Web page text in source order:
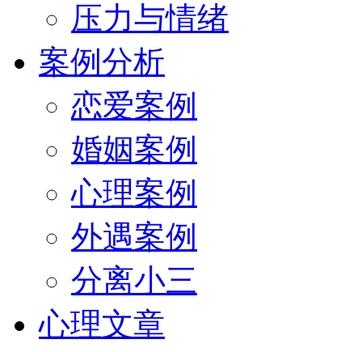
压力与情绪
案例分析
恋爱案例
婚姻案例
心理案例
外遇案例
分离小三
心理文章